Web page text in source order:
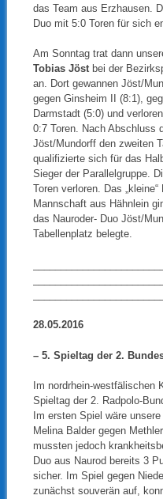
das Team aus Erzhausen.
Duo mit 5:0 Toren für sich
Am Sonntag trat dann
Tobias Jöstbei der
an. Dort gewannen Jöst/
gegen Ginsheim II (8:1),
Darmstadt (5:0) und
0:7 Toren. Nach Abschluss
Jöst/Mundorff den zweiten
qualifizierte sich für das
Sieger der Parallelgruppe.
Toren verloren. Das
Mannschaft aus Hähnlein
das Nauroder- Duo Jöst/
Tabellenplatz belegte.
28.05.2016
– 5. Spieltag der 2.
Im nordrhein-westfälischen
Spieltag der 2. Radpolo-
Im ersten Spiel wäre
Melina Balder gegen
mussten jedoch
Duo aus Naurod bereits 3
sicher. Im Spiel gegen
zunächst souverän auf,